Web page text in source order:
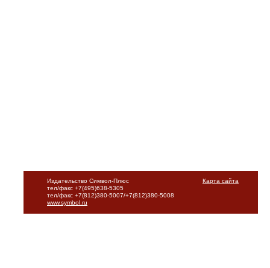
Карта сайта
Издательство Символ-Плюс
тел/факс +7(495)638-5305
тел/факс +7(812)380-5007/+7(812)380-5008
www.symbol.ru